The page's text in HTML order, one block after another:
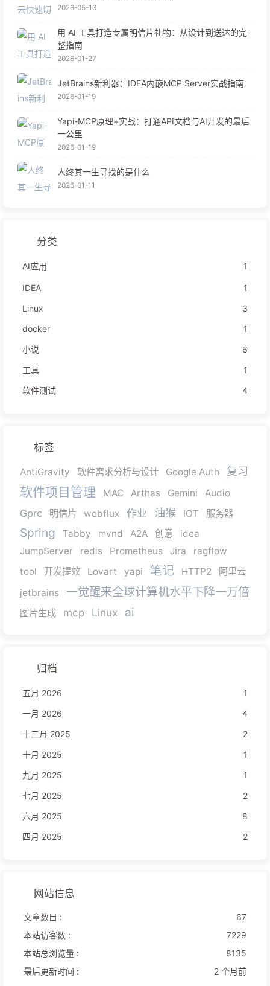
2026-05-13
用 AI 工具打造专属明信片礼物：从设计到送达的完
整指南
2026-01-27
JetBrains新利器：IDEA内嵌MCP Server实战指南
2026-01-19
Yapi-MCP原理+实战：打通API文档与AI开发的最后
一公里
2026-01-19
人终其一生寻找的是什么
2026-01-11
分类
AI应用 1
IDEA
1
Linux
3
docker
1
小说
6
工具
1
软件测试
4
标签
AntiGravity 软件需求分析与设计 Google Auth 复习
软件项目管理 MAC Arthas Gemini Audio
Gprc 明信片 webflux 作业 油猴 IOT 服务器
Spring Tabby mvnd A2A 创意
idea
JumpServer
redis Prometheus Jira
ragflow
tool
开发提效 Lovart yapi 笔记 HTTP2
阿里云
jetbrains
一觉醒来全球计算机水平下降一万倍
图片生成 mcp Linux ai
归档
五月 2026
1
一月 2026
4
十二月 2025
2
十月 2025
1
九月 2025
1
七月 2025
2
六月 2025
8
四月 2025
2
网站信息
文章数目 :
67
本站访客数 :
7229
本站总浏览量 :
8135
最后更新时间 :
2 个月前